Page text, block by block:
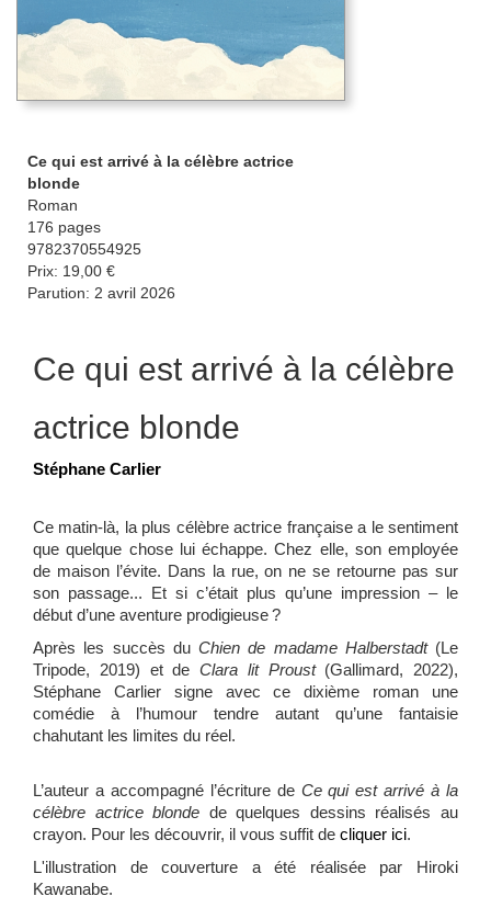
Ce qui est arrivé à la célèbre actrice
blonde
Roman
176 pages
9782370554925
Prix: 19,00 €
Parution: 2 avril 2026
Ce qui est arrivé à la célèbre
actrice blonde
Stéphane Carlier
Ce matin-là, la plus célèbre actrice française a le sentiment
que quelque chose lui échappe. Chez elle, son employée
de maison l’évite. Dans la rue, on ne se retourne pas sur
son passage... Et si c’était plus qu’une impression – le
début d’une aventure prodigieuse ?
Après les succès du Chien de madame Halberstadt(Le
Tripode, 2019) et de Clara lit Proust (Gallimard, 2022),
Stéphane Carlier signe avec ce dixième roman une
comédie à l’humour tendre autant qu’une fantaisie
chahutant les limites du réel.
L’auteur a accompagné l’écriture de Ce qui est arrivé à la
célèbre actrice blonde de quelques dessins réalisés au
crayon. Pour les découvrir, il vous suffit de cliquer ici.
L'illustration de couverture a été réalisée par Hiroki
Kawanabe.